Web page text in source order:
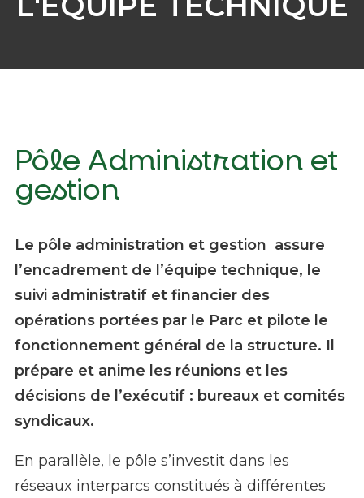
Pôle Administration et
gestion
Le pôle administration et gestion assure
l’encadrement de l’équipe technique, le
suivi administratif et financier des
opérations portées par le Parc et pilote le
fonctionnement général de la structure. Il
prépare et anime les réunions et les
décisions de l’exécutif : bureaux et comités
syndicaux.
En parallèle, le pôle s’investit dans les
réseaux interparcs constitués à différentes